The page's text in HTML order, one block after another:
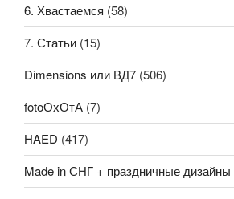
6. Хвастаемся (58)
7. Статьи (15)
Dimensions или ВД7 (506)
fotoОхОтА (7)
HAED (417)
Made in СНГ + праздничные дизайны